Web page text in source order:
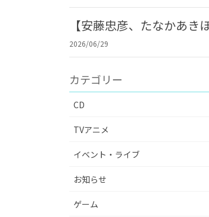
【安藤忠彦、たなかあ
2026/06/29
カテゴリー
CD
TVアニメ
イベント・ライブ
お知らせ
ゲーム